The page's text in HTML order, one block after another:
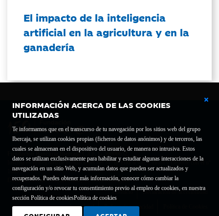
INFORMACIÓN ACERCA DE LAS COOKIES
UTILIZADAS
Te informamos que en el transcurso de tu navegación por los sitios web del grupo
Ibercaja, se utilizan cookies propias (ficheros de datos anónimos) y de terceros, las
cuales se almacenan en el dispositivo del usuario, de manera no intrusiva. Estos
datos se utilizan exclusivamente para habilitar y estudiar algunas interacciones de la
navegación en un sitio Web, y acumulan datos que pueden ser actualizados y
recuperados. Puedes obtener más información, conocer cómo cambiar la
configuración y/o revocar tu consentimiento previo al empleo de cookies, en nuestra
sección Política de cookiesPolítica de cookies
El impacto de la inteligencia
artificial en la agricultura y en la
ganadería
Fundación Bancaria Ibercaja C.I.F. G-50000652.
Inscrita en el Registro de Fundaciones del Mº de Educación, Cultura y Deporte con el nº
1689.
Domicilio social: Joaquín Costa, 13. 50001 Zaragoza.
Contacto
Declaración de accesibilidad
Aviso legal Política de privacidad